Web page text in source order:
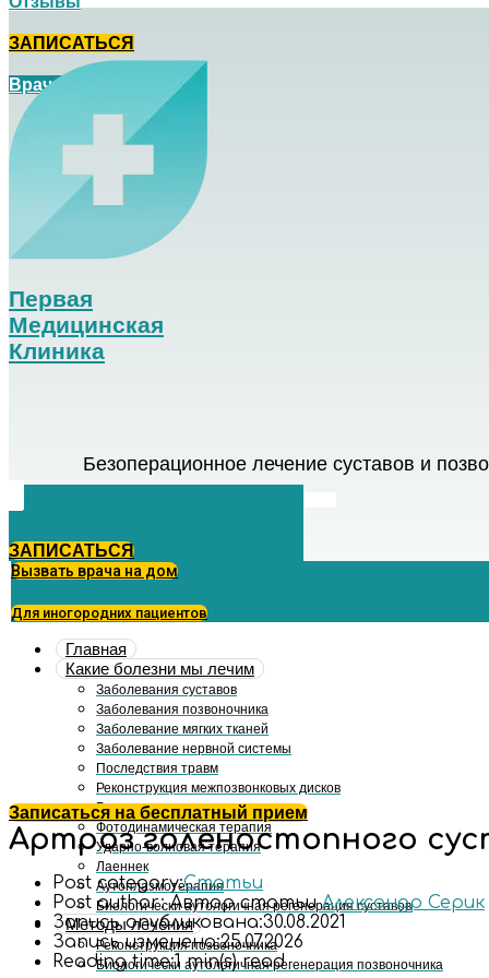
ЗАПИСАТЬСЯ
Врач на дом
Первая
Медицинская
Клиника
Безоперационное лечение суставов и
+7 (812) 765-03-83
ЗАПИСАТЬСЯ
Вызвать врача на дом
Для иногородних пациентов
Главная
Какие болезни мы лечим
Заболевания суставов
Заболевания позвоночника
Заболевание мягких тканей
Заболевание нервной системы
Последствия травм
Реконструкция межпозвонковых дисков
Биоимплант
Фотодинамическая терапия
Ударно-волновая терапия
Лаеннек
Аутоплазмотерапия
Биологически аутологичная регенерация суставов
Методы лечения
Реконструкция позвоночника
Биологически аутологичная регенерация позвоночника
Записаться на бесплатный прием
Артроз голеностопного
Post category:Статьи
Post author:Автор статьиАлександр Серик
Запись опубликована:30.08.2021
Запись изменена:25.07.2026
Reading time:1 min(s) read